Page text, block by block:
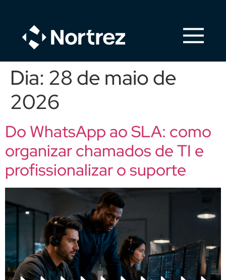
Dia: 28 de maio de
2026
Do WhatsApp ao SLA: como
organizar chamados de TI e
profissionalizar o suporte